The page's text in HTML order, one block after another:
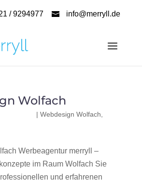
/ 9294977 info@merryll.de
Wolfach
| Webdesign Wolfach
Werbeagentur merryll –
im Raum Wolfach Sie
und erfahrenen